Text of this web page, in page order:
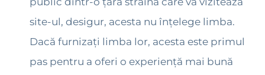
site-ul, desigur, acesta nu înțelege limba.
Dacă furnizați limba lor, acesta este primul
pas pentru a oferi o experiență mai bună